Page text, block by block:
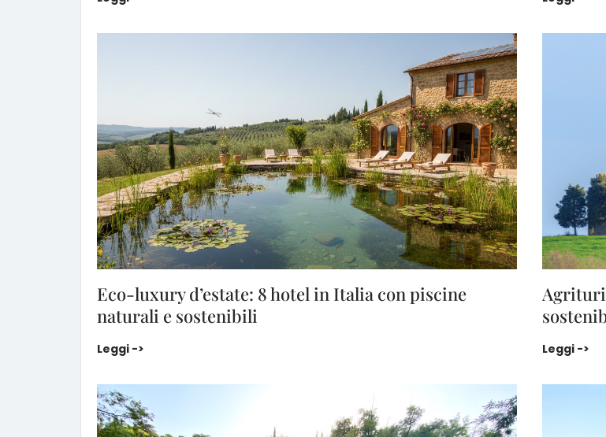
Eco-luxury d’estate: 8 hotel in Italia con piscine
naturali e sostenibili
Leggi -> Leggi ->